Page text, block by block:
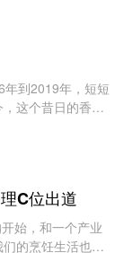
到2019年，短短
这个昔日的香饽
C位出道
始，和一个产业
的烹饪生活也将